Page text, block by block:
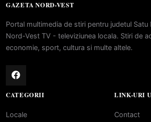
GAZETA NORD-VEST
Portal multimedia de stiri pentru judetul Satu
Nord-Vest TV - televiziunea locala. Stiri de
economie, sport, cultura si multe altele.
CATEGORII
Locale
LINK-URI
Contact